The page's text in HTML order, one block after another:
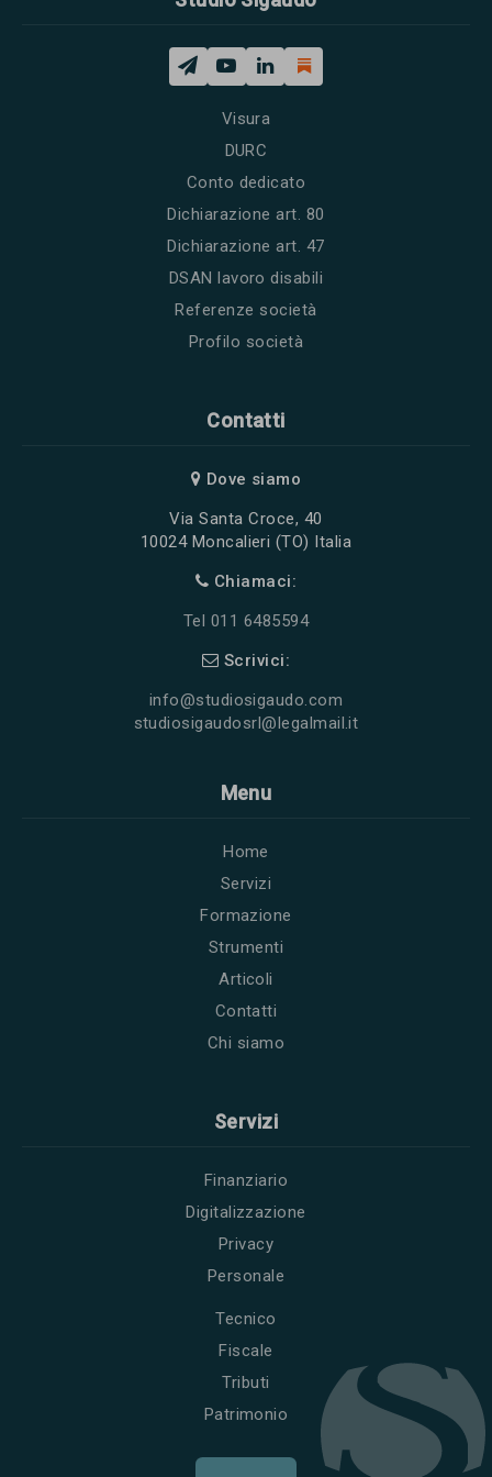
Visura
DURC
Conto dedicato
Dichiarazione art. 80
Dichiarazione art. 47
DSAN lavoro disabili
Referenze società
Profilo società
Contatti
Dove siamo
Via Santa Croce, 40
10024 Moncalieri (TO) Italia
Chiamaci:
Tel 011 6485594
Scrivici:
info@studiosigaudo.com
studiosigaudosrl@legalmail.it
Menu
Home
Servizi
Formazione
Strumenti
Articoli
Contatti
Chi siamo
Servizi
Finanziario
Digitalizzazione
Privacy
Personale
Tecnico
Fiscale
Tributi
Patrimonio